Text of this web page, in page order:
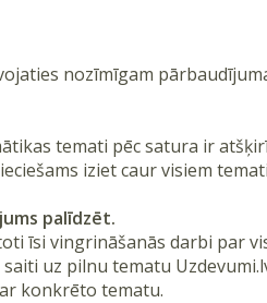
nozīmīgam
temati pēc satura ir
iziet caur visiem
palīdzēt.
īsi vingrināšanās darbi par
saiti uz pilnu tematu
konkrēto tematu.